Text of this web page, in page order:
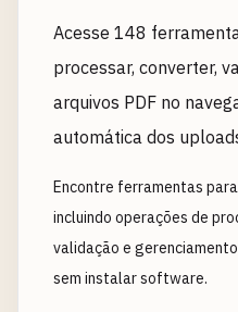
Acesse 148
processar, converter,
arquivos PDF no
automática dos
Encontre ferramentas
incluindo operações de
validação e
sem instalar software.